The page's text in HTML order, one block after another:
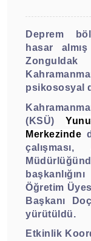
Deprem
hasar
Zonguldak
psikososyal
(KSÜ)
Merkezinde
Öğretim
Başkanı
yürütüldü.
Etkinlik